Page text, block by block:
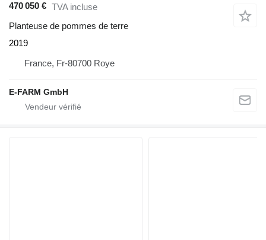
470 050 € TVA incluse
Planteuse de pommes de terre
2019
France, Fr-80700 Roye
E-FARM GmbH